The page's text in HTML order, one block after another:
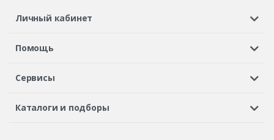
Личный кабинет
Регистрация или вход
Помощь
Шины в кредит
Сервисы
Автосервисы
Бонусная программа
Каталоги и подборы